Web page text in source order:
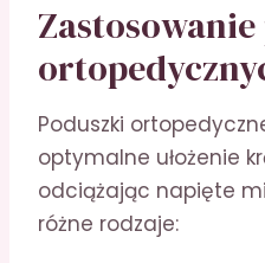
Poduszki
optymalne ułożenie
odciążając napięte
różne rodzaje: